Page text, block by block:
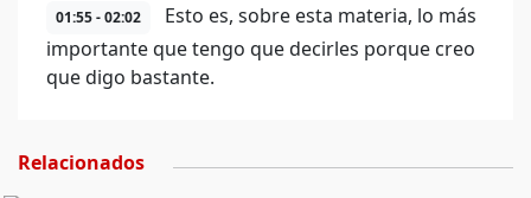
01:55 - 02:02
Esto es, sobre esta materia, lo más
importante que tengo que decirles porque creo
que digo bastante.
Relacionados